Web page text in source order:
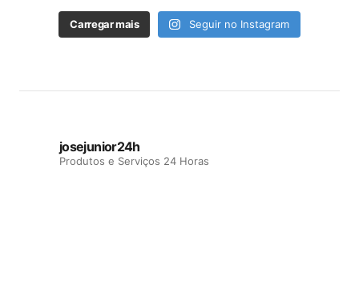
Carregar mais Seguir no Instagram
josejunior24h
Produtos e Serviços 24 Horas